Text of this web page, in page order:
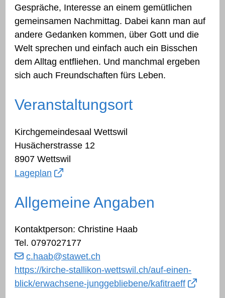
Gespräche, Interesse an einem gemütlichen
gemeinsamen Nachmittag. Dabei kann man auf
andere Gedanken kommen, über Gott und die
Welt sprechen und einfach auch ein Bisschen
dem Alltag entfliehen. Und manchmal ergeben
sich auch Freundschaften fürs Leben.
Veranstaltungsort
Kirchgemeindesaal Wettswil
Husächerstrasse 12
8907 Wettswil
Lageplan
Allgemeine Angaben
Kontaktperson: Christine Haab
Tel.0797027177
c.haab@stawet.ch
https://kirche-stallikon-wettswil.ch/auf-einen-
blick/erwachsene-junggebliebene/kafitraeff